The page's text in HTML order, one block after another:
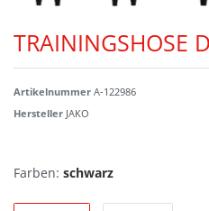
TRAININGSHOSE
Artikelnummer A-122986
Hersteller JAKO
Farben: schwarz